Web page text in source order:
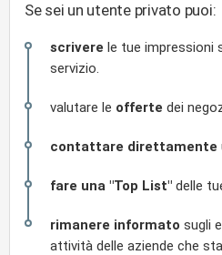
Se sei un utente privato puoi:
scrivere le tue impressioni
servizio.
valutare le offerte dei
contattare direttamente
fare una "Top List" delle
rimanere informato sugli
attività delle aziende che